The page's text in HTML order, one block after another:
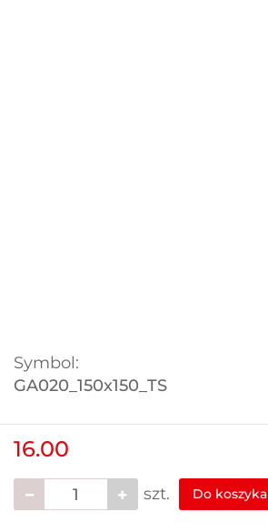
Symbol:
GA020_150x150_TS
16.00
szt. Do koszyka